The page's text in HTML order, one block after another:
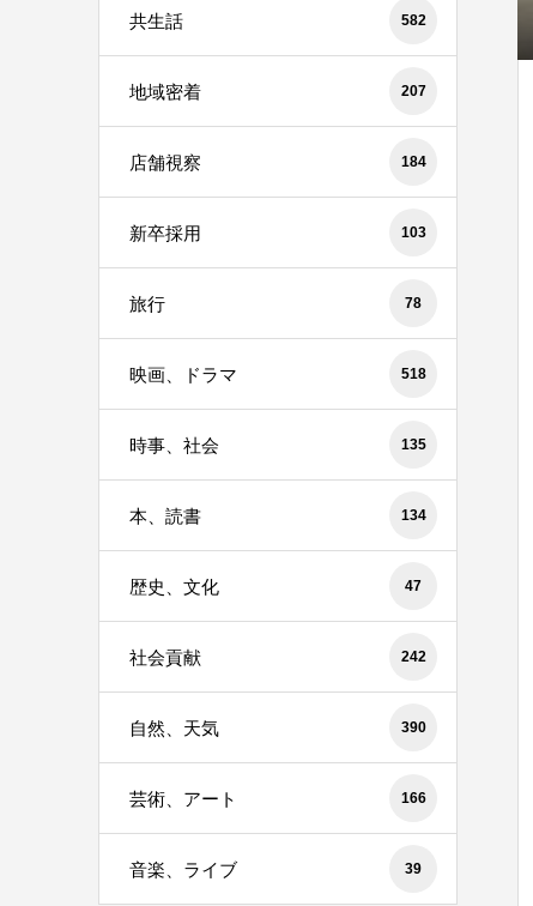
共生話 582
地域密着 207
店舗視察 184
新卒採用 103
旅行 78
映画、ドラマ 518
時事、社会 135
本、読書 134
歴史、文化 47
社会貢献 242
自然、天気 390
芸術、アート 166
音楽、ライブ 39